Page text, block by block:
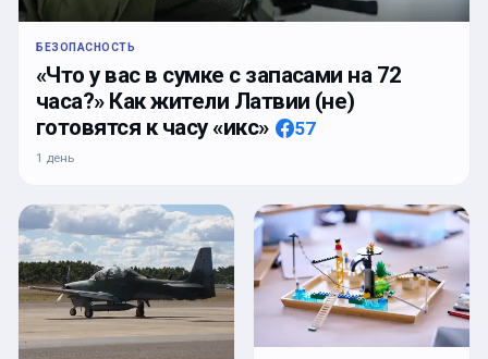
БЕЗОПАСНОСТЬ
«Что у вас в сумке с запасами на 72
часа?» Как жители Латвии (не)
готовятся к часу «икс»
57
1 день